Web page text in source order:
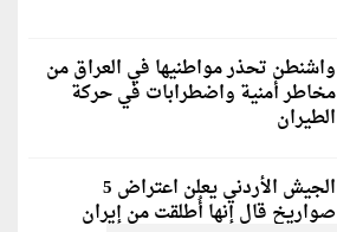
واشنطن تحذر مواطنيها في العراق من
مخاطر أمنية واضطرابات في حركة
الطيران
الجيش الأردني يعلن اعتراض 5
صواريخ قال إنها أُطلقت من إيران